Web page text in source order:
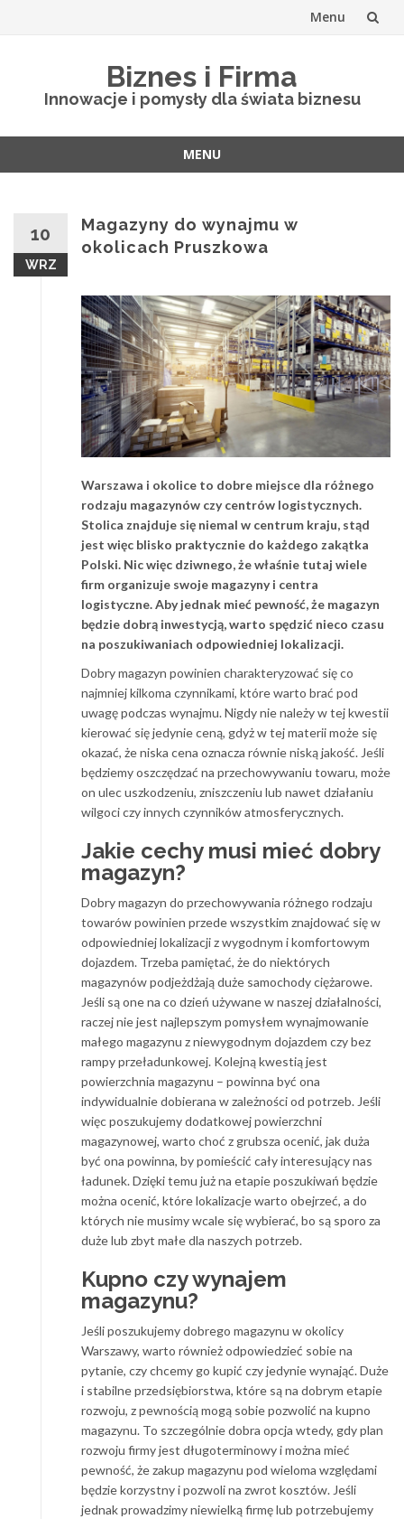
Menu
Biznes i Firma
Innowacje i pomysły dla świata biznesu
MENU
10
WRZ
Magazyny do wynajmu w
okolicach Pruszkowa
Warszawa i okolice to dobre miejsce dla różnego
rodzaju magazynów czy centrów logistycznych.
Stolica znajduje się niemal w centrum kraju, stąd
jest więc blisko praktycznie do każdego zakątka
Polski. Nic więc dziwnego, że właśnie tutaj wiele
firm organizuje swoje magazyny i centra
logistyczne. Aby jednak mieć pewność, że magazyn
będzie dobrą inwestycją, warto spędzić nieco czasu
na poszukiwaniach odpowiedniej lokalizacji.
Dobry magazyn powinien charakteryzować się co
najmniej kilkoma czynnikami, które warto brać pod
uwagę podczas wynajmu. Nigdy nie należy w tej kwestii
kierować się jedynie ceną, gdyż w tej materii może się
okazać, że niska cena oznacza równie niską jakość. Jeśli
będziemy oszczędzać na przechowywaniu towaru, może
on ulec uszkodzeniu, zniszczeniu lub nawet działaniu
wilgoci czy innych czynników atmosferycznych.
Jakie cechy musi mieć dobry
magazyn?
Dobry magazyn do przechowywania różnego rodzaju
towarów powinien przede wszystkim znajdować się w
odpowiedniej lokalizacji z wygodnym i komfortowym
dojazdem. Trzeba pamiętać, że do niektórych
magazynów podjeżdżają duże samochody ciężarowe.
Jeśli są one na co dzień używane w naszej działalności,
raczej nie jest najlepszym pomysłem wynajmowanie
małego magazynu z niewygodnym dojazdem czy bez
rampy przeładunkowej. Kolejną kwestią jest
powierzchnia magazynu – powinna być ona
indywidualnie dobierana w zależności od potrzeb. Jeśli
więc poszukujemy dodatkowej powierzchni
magazynowej, warto choć z grubsza ocenić, jak duża
być ona powinna, by pomieścić cały interesujący nas
ładunek. Dzięki temu już na etapie poszukiwań będzie
można ocenić, które lokalizacje warto obejrzeć, a do
których nie musimy wcale się wybierać, bo są sporo za
duże lub zbyt małe dla naszych potrzeb.
Kupno czy wynajem
magazynu?
Jeśli poszukujemy dobrego magazynu w okolicy
Warszawy, warto również odpowiedzieć sobie na
pytanie, czy chcemy go kupić czy jedynie wynająć. Duże
i stabilne przedsiębiorstwa, które są na dobrym etapie
rozwoju, z pewnością mogą sobie pozwolić na kupno
magazynu. To szczególnie dobra opcja wtedy, gdy plan
rozwoju firmy jest długoterminowy i można mieć
pewność, że zakup magazynu pod wieloma względami
będzie korzystny i pozwoli na zwrot kosztów. Jeśli
jednak prowadzimy niewielką firmę lub potrzebujemy